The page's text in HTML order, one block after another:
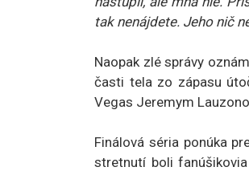
tak nenájdete. Jeho nič
Naopak zlé správy
časti tela zo zápasu
Vegas Jeremym
Finálová séria ponúka
stretnutí boli